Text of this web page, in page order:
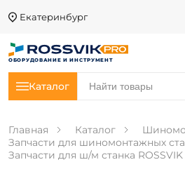
Екатеринбург
ОБОРУДОВАНИЕ И ИНСТРУМЕНТ
Каталог
Главная Каталог
Запчасти для шиномонтажных
Запчасти для ш/м станка